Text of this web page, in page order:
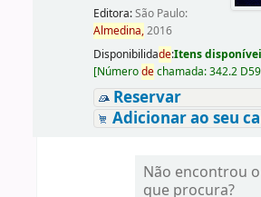
Editora:São Paulo:
Almedina,2016
Disponibilidade:Itens
[Númerodechamada:342.2
Reservar
Adicionar ao seu
Não encontrou o
que procura?